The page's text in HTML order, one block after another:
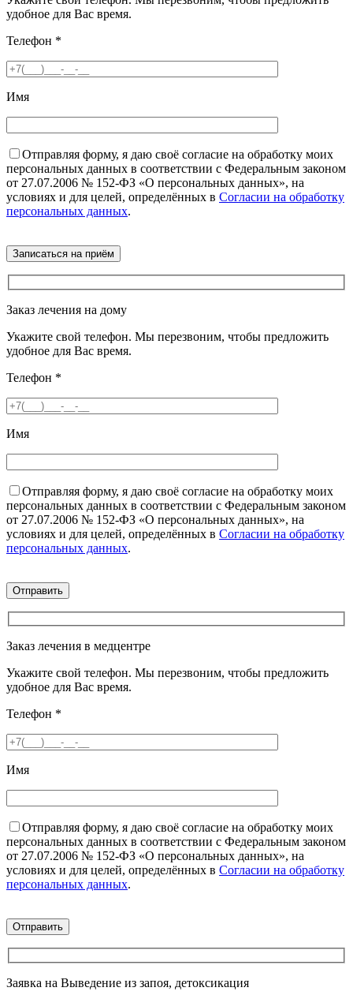
удобное для Вас время.
Телефон *
Имя
Отправляя форму, я даю своё согласие на обработку моих
персональных данных в соответствии с Федеральным законом
от 27.07.2006 № 152-ФЗ «О персональных данных», на
условиях и для целей, определённых в Согласии на обработку
персональных данных.
Заказ лечения на дому
Укажите свой телефон. Мы перезвоним, чтобы предложить
удобное для Вас время.
Телефон *
Имя
Отправляя форму, я даю своё согласие на обработку моих
персональных данных в соответствии с Федеральным законом
от 27.07.2006 № 152-ФЗ «О персональных данных», на
условиях и для целей, определённых в Согласии на обработку
персональных данных.
Заказ лечения в медцентре
Укажите свой телефон. Мы перезвоним, чтобы предложить
удобное для Вас время.
Телефон *
Имя
Отправляя форму, я даю своё согласие на обработку моих
персональных данных в соответствии с Федеральным законом
от 27.07.2006 № 152-ФЗ «О персональных данных», на
условиях и для целей, определённых в Согласии на обработку
персональных данных.
Заявка на Выведение из запоя, детоксикация